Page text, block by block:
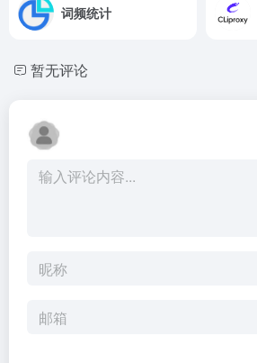
词频统计
暂无评论